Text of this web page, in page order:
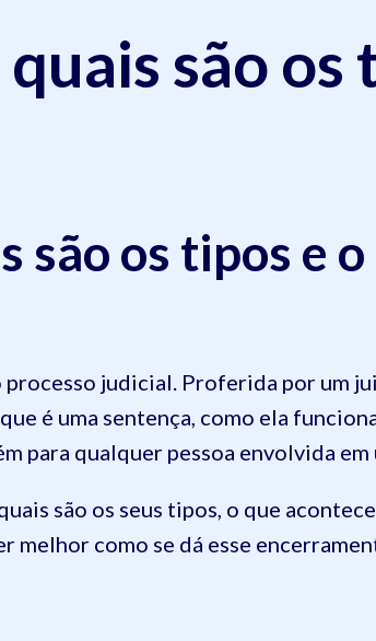
são os
são os tipos e
judicial. Proferida por um
é uma sentença, como ela
para qualquer pessoa envolvida em
são os seus tipos, o que
melhor como se dá esse